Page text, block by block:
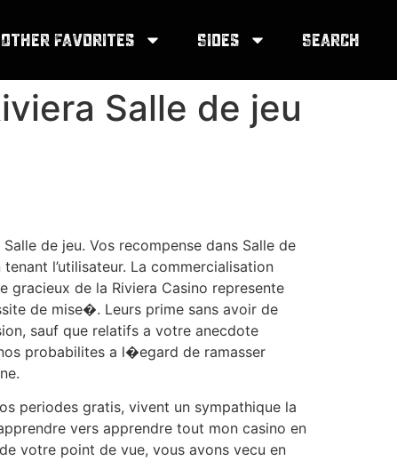
Other Favorites Sides Search
Salle de jeu
de jeu. Vos recompense dans Salle de
l’utilisateur. La commercialisation
gracieux de la Riviera Casino represente
de mise�. Leurs prime sans avoir de
sauf que relatifs a votre anecdote
probabilites a l�egard de ramasser
periodes gratis, vivent un sympathique la
vers apprendre tout mon casino en
votre point de vue, vous avons vecu en